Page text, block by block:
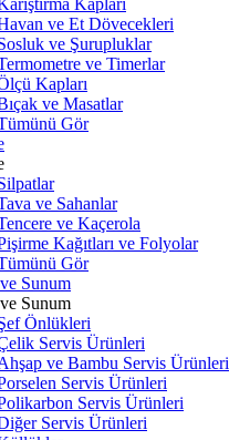
Kapları
ve Et Dövecekleri
ve Şurupluklar
ve Timerlar
Kapları
ve Masatlar
Gör
ve Sahanlar
ve Kaçerola
Kağıtları ve Folyolar
Gör
Sunum
Sunum
Önlükleri
Servis Ürünleri
ve Bambu Servis Ürünleri
Servis Ürünleri
Servis Ürünleri
Servis Ürünleri